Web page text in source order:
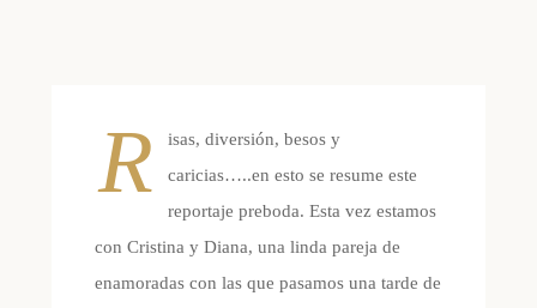
R
isas, diversión, besos y
caricias…..en esto se resume este
reportaje preboda. Esta vez estamos
con Cristina y Diana, una linda pareja de
enamoradas con las que pasamos una tarde de